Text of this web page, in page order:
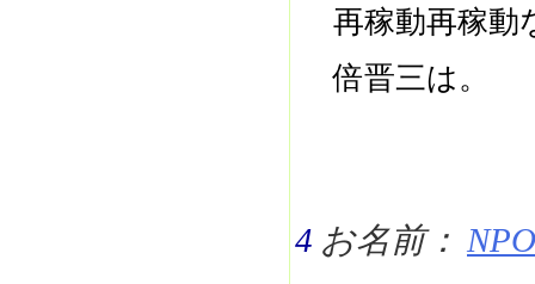
再稼動再稼動
倍晋三は。
4 お名前：